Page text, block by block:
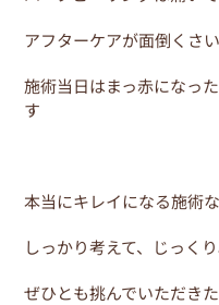
アフターケアが面倒くさ
施術当日はまっ赤になっ
す
本当にキレイになる施術
しっかり考えて、じっく
ぜひとも挑んでいただき